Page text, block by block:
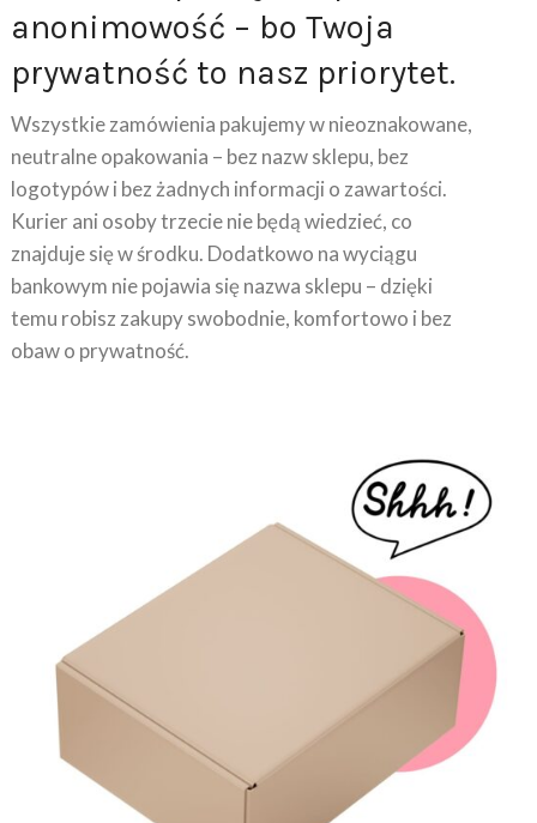
anonimowość – bo Twoja
prywatność to nasz priorytet.
Wszystkie zamówienia pakujemy w nieoznakowane,
neutralne opakowania – bez nazw sklepu, bez
logotypów i bez żadnych informacji o zawartości.
Kurier ani osoby trzecie nie będą wiedzieć, co
znajduje się w środku. Dodatkowo na wyciągu
bankowym nie pojawia się nazwa sklepu – dzięki
temu robisz zakupy swobodnie, komfortowo i bez
obaw o prywatność.